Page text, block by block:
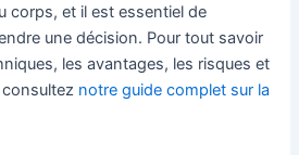
corps, et il est essentiel de
une décision. Pour tout savoir
les avantages, les risques et
consultez notre guide complet sur la